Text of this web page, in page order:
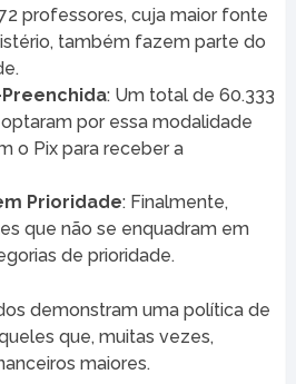
professores, cuja maior fonte
também fazem parte do
: Um total de 60.333
por essa modalidade
o Pix para receber a
Prioridade: Finalmente,
que não se enquadram em
de prioridade.
demonstram uma política de
que, muitas vezes,
maiores.